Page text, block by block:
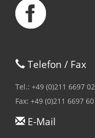
Telefon / Fax
Tel.: +49 (0)211 6697 02
Fax: +49 (0)211 6697 60
E-Mail